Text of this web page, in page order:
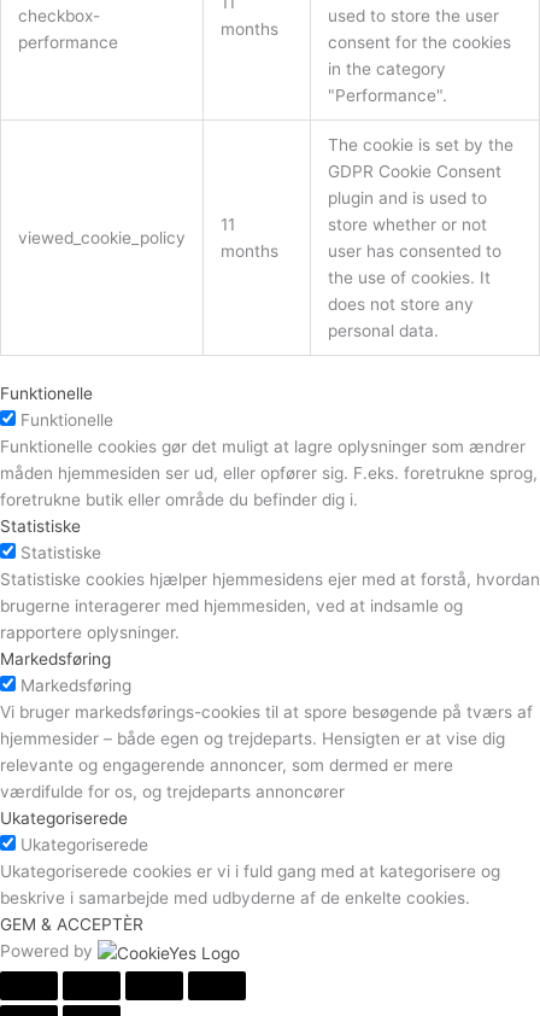
checkbox-
performance
months
used to store the user
consent for the cookies
in the category
"Performance".
viewed_cookie_policy
11
months
The cookie is set by the
GDPR Cookie Consent
plugin and is used to
store whether or not
user has consented to
the use of cookies. It
does not store any
personal data.
Funktionelle
Funktionelle
Funktionelle cookies gør det muligt at lagre oplysninger som ændrer
måden hjemmesiden ser ud, eller opfører sig. F.eks. foretrukne sprog,
foretrukne butik eller område du befinder dig i.
Statistiske
Statistiske
Statistiske cookies hjælper hjemmesidens ejer med at forstå, hvordan
brugerne interagerer med hjemmesiden, ved at indsamle og
rapportere oplysninger.
Markedsføring
Markedsføring
Vi bruger markedsførings-cookies til at spore besøgende på tværs af
hjemmesider – både egen og trejdeparts. Hensigten er at vise dig
relevante og engagerende annoncer, som dermed er mere
værdifulde for os, og trejdeparts annoncører
Ukategoriserede
Ukategoriserede
Ukategoriserede cookies er vi i fuld gang med at kategorisere og
beskrive i samarbejde med udbyderne af de enkelte cookies.
GEM & ACCEPTÈR
Powered by